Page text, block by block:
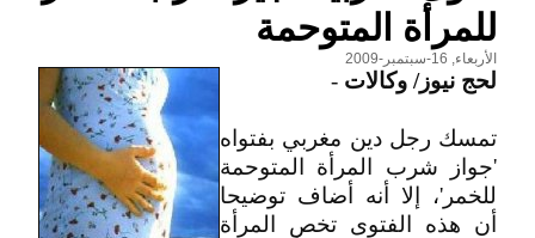
للمرأة المتوحمة
الأربعاء, 16-سبتمبر-2009
لحج نيوز/ وكالات -
تمسك رجل دين مغربي بفتواه
'جواز شرب المرأة المتوحمة
للخمر'، إلا أنه أضاف توضيحا
أن هذه الفتوى تخص المرأة